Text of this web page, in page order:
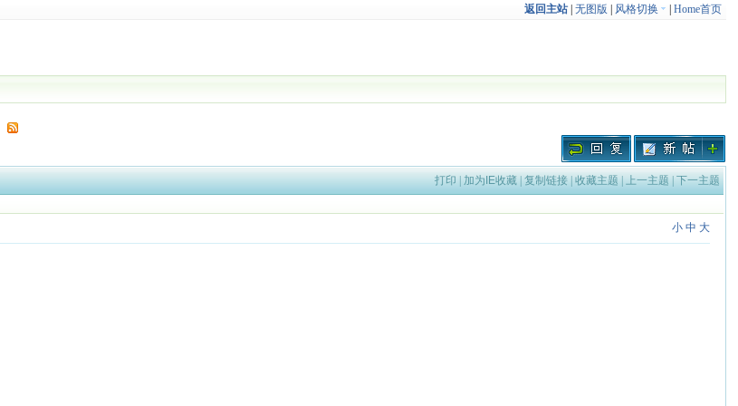
返回主站| 无图版 风格切换 Home首页
打印 | 加为IE收藏| 复制链接| 收藏主题 | 上一主题 | 下一主题
小 中 大